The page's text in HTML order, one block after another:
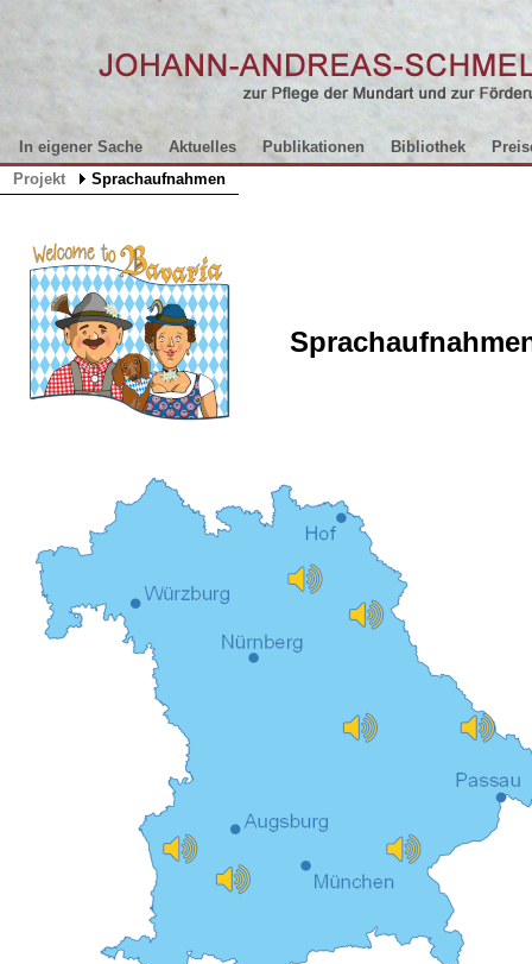
In eigener Sache Aktuelles Publikationen Bibliothek
Projekt
Sprachaufnahmen